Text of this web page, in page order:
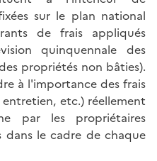
sur le plan national
de frais appliqués
quinquennale des
propriétés non bâties).
à l'importance des frais
etc.) réellement
par les propriétaires
dans le cadre de chaque